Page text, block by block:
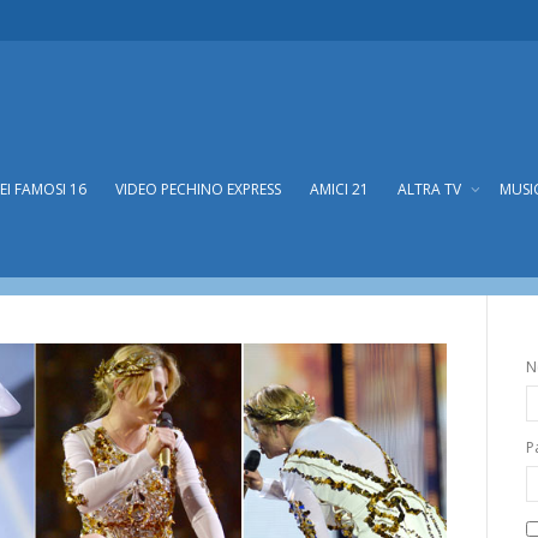
FAMOSI 16 VIDEO PECHINO EXPRESS AMICI 21 ALTRA TV
provincialismo all’Italiana